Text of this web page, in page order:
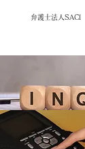
​​弁護士法人SACI